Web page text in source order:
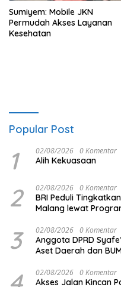
Sumiyem: Mobile JKN
Permudah Akses Layanan
Kesehatan
Popular Post
1 02/08/2026 0 Komentar
Alih Kekuasaan
2 02/08/2026 0 Komentar
BRI Peduli
Malang lewat
3 02/08/2026 0 Komentar
Anggota DPRD
Aset Daerah dan
02/08/2026 0 Komentar
Akses Jalan Kincan